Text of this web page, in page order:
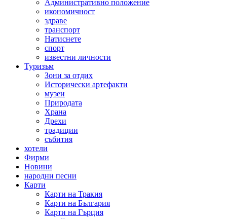
Административно положение
икономичност
здраве
транспорт
Натиснете
спорт
известни личности
Туризъм
Зони за отдих
Исторически артефакти
музеи
Природата
Храна
Дрехи
традиции
събития
хотели
Фирми
Новини
народни песни
Карти
Карти на Тракия
Карти на България
Карти на Гърция